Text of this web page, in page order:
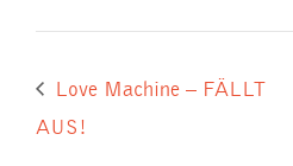
Love Machine – FÄLLT
AUS!